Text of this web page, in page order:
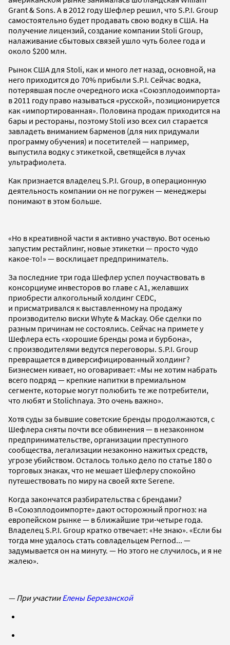
Grant & Sons. А в 2012 году Шефлер решил, что S.P.I. Group
самостоятельно будет продавать свою водку в США. На
получение лицензий, создание компании Stoli Group,
налаживание сбытовых связей ушло чуть более года и
около $200 млн.
Рынок США для Stoli, как и много лет назад, основной, на
него приходится до 70% прибыли S.P.I. Сейчас водка,
потерявшая после очередного иска «Союзплодоимпорта»
в 2011 году право называться «русской», позиционируется
как «импортированная». Половина продаж приходится на
бары и рестораны, поэтому Stoli изо всех сил старается
завладеть вниманием барменов (для них придумали
программу обучения) и посетителей — например,
выпустила водку с этикеткой, светящейся в лучах
ультрафиолета.
Как признается владелец S.P.I. Group, в операционную
деятельность компании он не погружен — менеджеры
понимают в этом больше.
«Но в креативной части я активно участвую. Вот осенью
запустим рестайлинг, новые этикетки — просто чудо
какое-то!» — восклицает предприниматель.
За последние три года Шефлер успел поучаствовать в
консорциуме инвесторов во главе с А1, желавших
приобрести алкогольный холдинг CEDC,
и присматривался к выставленному на продажу
производителю виски Whyte & Mackay. Обе сделки по
разным причинам не состоялись. Сейчас на примете у
Шефлера есть «хорошие бренды рома и бурбона»,
с производителями ведутся переговоры. S.P.I. Group
превращается в диверсифицированный холдинг?
Бизнесмен кивает, но оговаривает: «Мы не хотим набрать
всего подряд — крепкие напитки в премиальном
сегменте, которые могут полюбить те же потребители,
что любят и Stolichnaya. Это очень важно».
Хотя суды за бывшие советские бренды продолжаются, с
Шефлера сняты почти все обвинения — в незаконном
предпринимательстве, организации преступного
сообщества, легализации незаконно нажитых средств,
угрозе убийством. Осталось только дело по статье 180 о
торговых знаках, что не мешает Шефлеру спокойно
путешествовать по миру на своей яхте Serene.
Когда закончатся разбирательства с брендами?
В «Союзплодоимпорте» дают осторожный прогноз: на
европейском рынке — в ближайшие три-четыре года.
Владелец S.P.I. Group кратко отвечает: «Не знаю». «Если бы
тогда мне удалось стать совладельцем Pernod... —
задумывается он на минуту. — Но этого не случилось, и я не
жалею».
— При участииЕлены Березанской